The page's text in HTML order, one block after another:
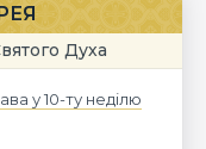
Духа
у 10-ту неділю